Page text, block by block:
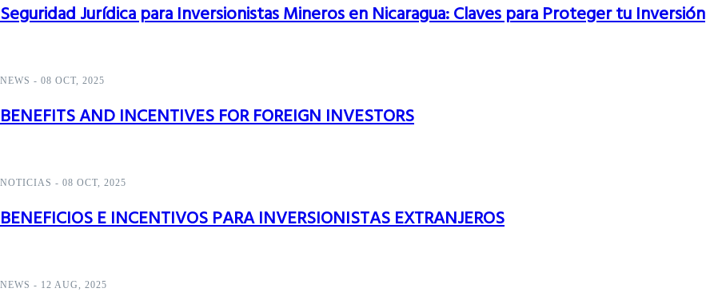
Seguridad Jurídica para Inversionistas Mineros en Nicaragua: Claves para Proteger tu Inversión
NEWS - 08 OCT, 2025
BENEFITS AND INCENTIVES FOR FOREIGN INVESTORS
NOTICIAS - 08 OCT, 2025
BENEFICIOS E INCENTIVOS PARA INVERSIONISTAS EXTRANJEROS
NEWS - 12 AUG, 2025